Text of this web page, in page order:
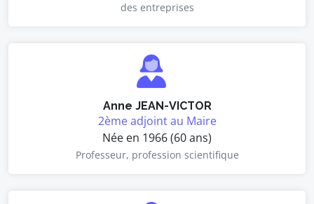
des entreprises
Anne JEAN-VICTOR
2ème adjoint au Maire
Née en 1966 (60 ans)
Professeur, profession scientifique